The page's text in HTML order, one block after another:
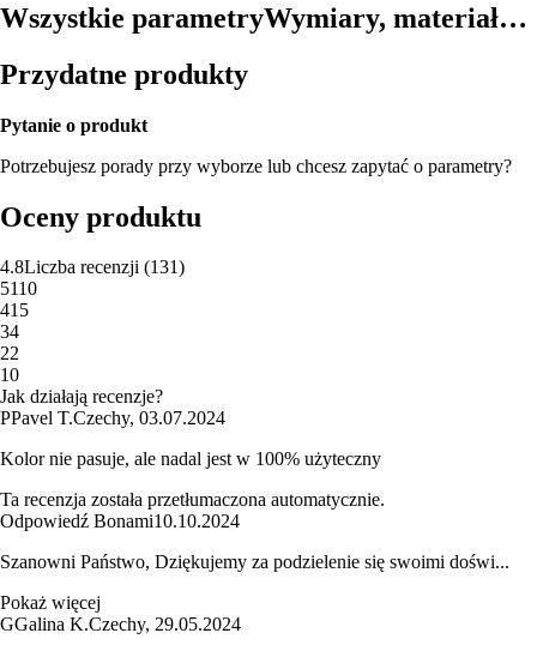
Wszystkie parametryWymiary, materiał…
Przydatne produkty
Pytanie o produkt
Potrzebujesz porady przy wyborze lub chcesz zapytać o parametry?
Oceny produktu
4.8Liczba recenzji (131)
5110
415
34
22
10
Jak działają recenzje?
PPavel T.Czechy, 03.07.2024
Kolor nie pasuje, ale nadal jest w 100% użyteczny
Ta recenzja została przetłumaczona automatycznie.
Odpowiedź Bonami10.10.2024
Szanowni Państwo, Dziękujemy za podzielenie się swoimi doświ...
Pokaż więcej
GGalina K.Czechy, 29.05.2024